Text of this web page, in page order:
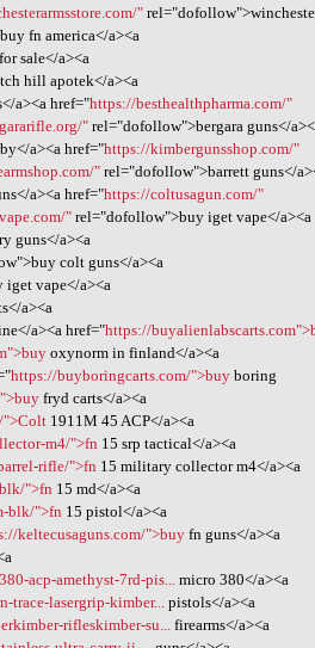
"
fn america</a><a
sale</a><a
hill apotek</a><a
a><a href="https://besthealthpharma.com/"
"rel="dofollow">bergara guns</
a><a href="https://kimbergunsshop.com/"
" rel="dofollow">barrett guns</
a><a href="https://coltusagun.com/"
" rel="dofollow">buy iget vape</a><a
guns</a><a
colt guns</a><a
vape</a><a
a><a
a><a href="https://
oxynorm in finland</a><a
https://buyboringcarts.com/">buy boring
fryd carts</a><a
">Colt 1911M 45 ACP</a><a
m4/">fn 15 srp tactical</a><a
rifle/">fn 15 military collector m4</a><a
">fn 15 md</a><a
blk/">fn 15 pistol</a><a
keltecusaguns.com/">buyfn guns</a><a
acp-amethyst-7rd-pis... micro 380</a><a
trace-lasergrip-kimber... pistols</a><a
rifleskimber-su... firearms</a><a